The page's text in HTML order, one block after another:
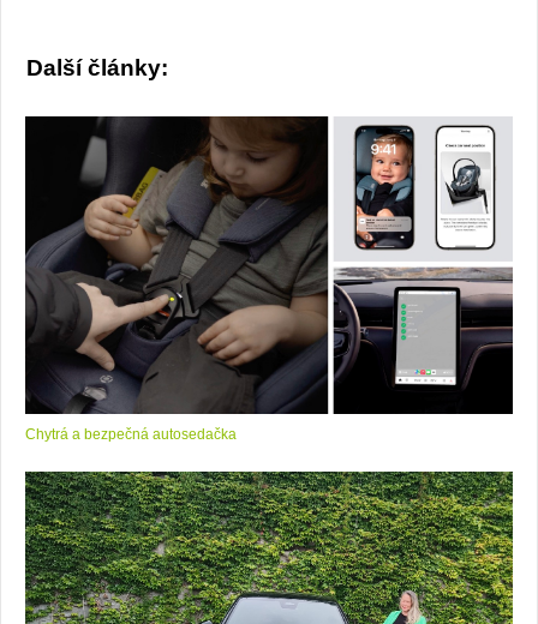
Další články:
Chytrá a bezpečná autosedačka